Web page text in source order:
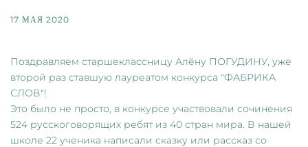
17 МАЯ 2020
Поздравляем старшеклассницу Алёну ПОГУДИНУ, уже
второй раз ставшую лауреатом конкурса "ФАБРИКА
СЛОВ"!
Это было не просто, в конкурсе участвовали сочинения
524 русскоговорящих ребят из 40 стран мира. В нашей
школе 22 ученика написали сказку или рассказ со